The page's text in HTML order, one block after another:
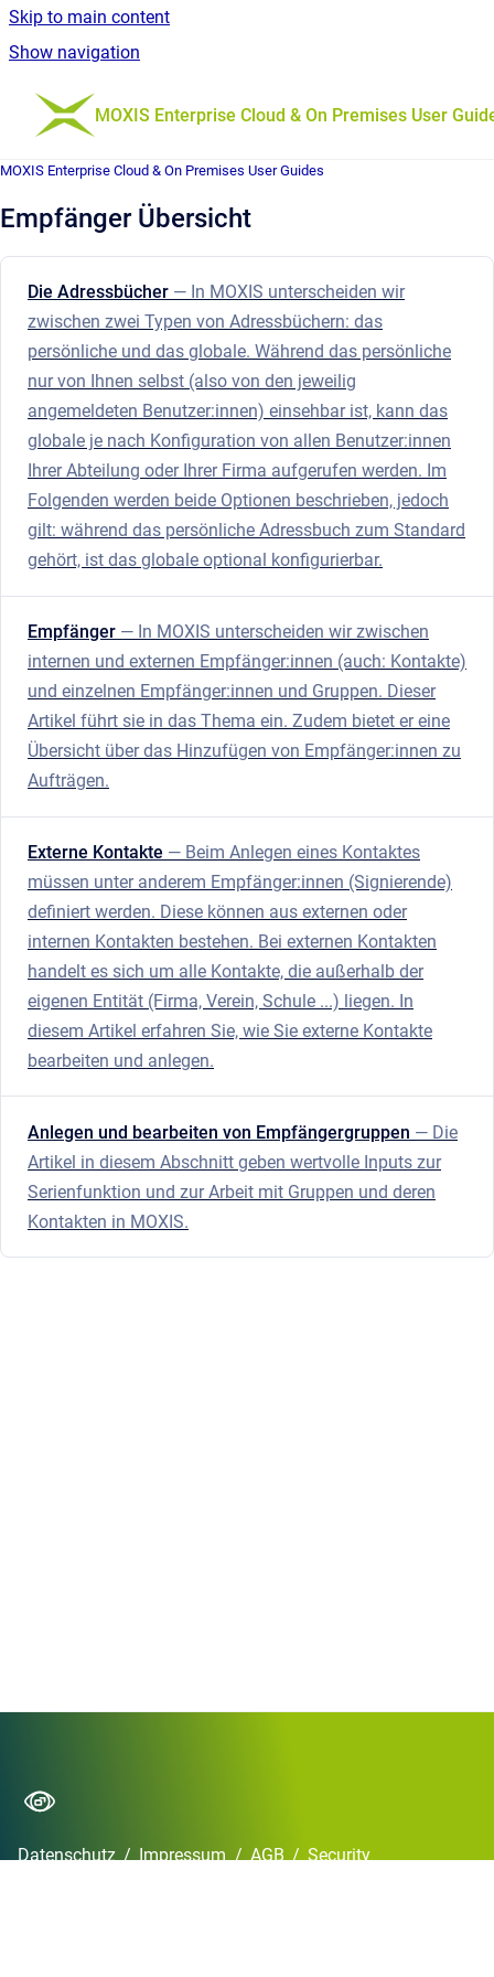
Skip to main content
Show navigation
Go to homepage
MOXIS Enterprise Cloud & On Premises User
MOXIS Enterprise Cloud & On Premises User Guides
Empfänger Übersicht
Die Adressbücher — In MOXIS unterscheiden wir
zwischen zwei Typen von Adressbüchern: das
persönliche und das globale. Während das persönliche
nur von Ihnen selbst (also von den jeweilig
angemeldeten Benutzer:innen) einsehbar ist, kann das
globale je nach Konfiguration von allen Benutzer:innen
Ihrer Abteilung oder Ihrer Firma aufgerufen werden. Im
Folgenden werden beide Optionen beschrieben, jedoch
gilt: während das persönliche Adressbuch zum Standard
gehört, ist das globale optional konfigurierbar.
Empfänger — In MOXIS unterscheiden wir zwischen
internen und externen Empfänger:innen (auch: Kontakte)
und einzelnen Empfänger:innen und Gruppen. Dieser
Artikel führt sie in das Thema ein. Zudem bietet er eine
Übersicht über das Hinzufügen von Empfänger:innen zu
Aufträgen.
Externe Kontakte — Beim Anlegen eines Kontaktes
müssen unter anderem Empfänger:innen (Signierende)
definiert werden. Diese können aus externen oder
internen Kontakten bestehen. Bei externen Kontakten
handelt es sich um alle Kontakte, die außerhalb der
eigenen Entität (Firma, Verein, Schule ...) liegen. In
diesem Artikel erfahren Sie, wie Sie externe Kontakte
bearbeiten und anlegen.
Anlegen und bearbeiten von Empfängergruppen — Die
Artikel in diesem Abschnitt geben wertvolle Inputs zur
Serienfunktion und zur Arbeit mit Gruppen und deren
Kontakten in MOXIS.
Datenschutz/ Impressum/ AGB/ Security